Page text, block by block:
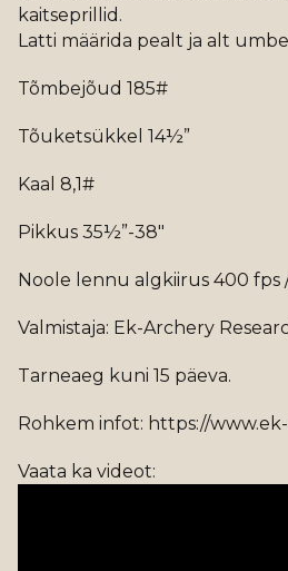
kaitseprillid.
Latti määrida pealt ja alt
Tõmbejõud 185#
Tõuketsükkel 14½”
Kaal 8,1#
Pikkus 35½”-38″
Noole lennu algkiirus 400 fps /
Valmistaja: Ek-Archery
Tarneaeg kuni 15 päeva.
Rohkem infot: https://
Vaata ka videot: